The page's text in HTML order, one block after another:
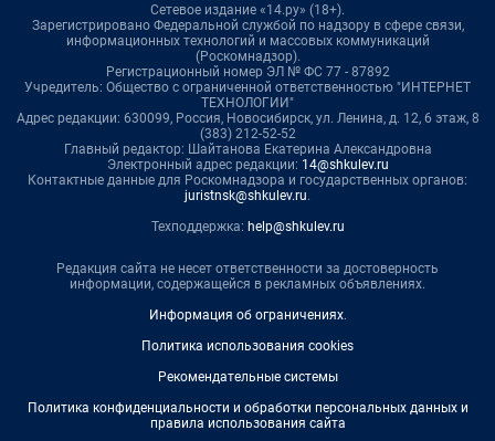
Сетевое издание «14.ру» (18+).
Зарегистрировано Федеральной службой по надзору в сфере связи,
информационных технологий и массовых коммуникаций
(Роскомнадзор).
Регистрационный номер ЭЛ № ФС 77 - 87892
Учредитель: Общество с ограниченной ответственностью "ИНТЕРНЕТ
ТЕХНОЛОГИИ"
Адрес редакции: 630099, Россия, Новосибирск, ул. Ленина, д. 12, 6 этаж, 8
(383) 212-52-52
Главный редактор: Шайтанова Екатерина Александровна
Электронный адрес редакции: 14@shkulev.ru
Контактные данные для Роскомнадзора и государственных органов:
juristnsk@shkulev.ru.
Техподдержка: help@shkulev.ru
Редакция сайта не несет ответственности за достоверность
информации, содержащейся в рекламных объявлениях.
Информация об ограничениях.
Политика использования cookies
Рекомендательные системы
Политика конфиденциальности и обработки персональных данных и
правила использования сайта